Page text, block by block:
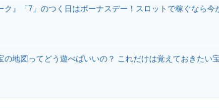
ク』「7」のつく日はボーナスデー！スロットで稼ぐなら今
の地図ってどう遊べばいいの？ これだけは覚えておきたい